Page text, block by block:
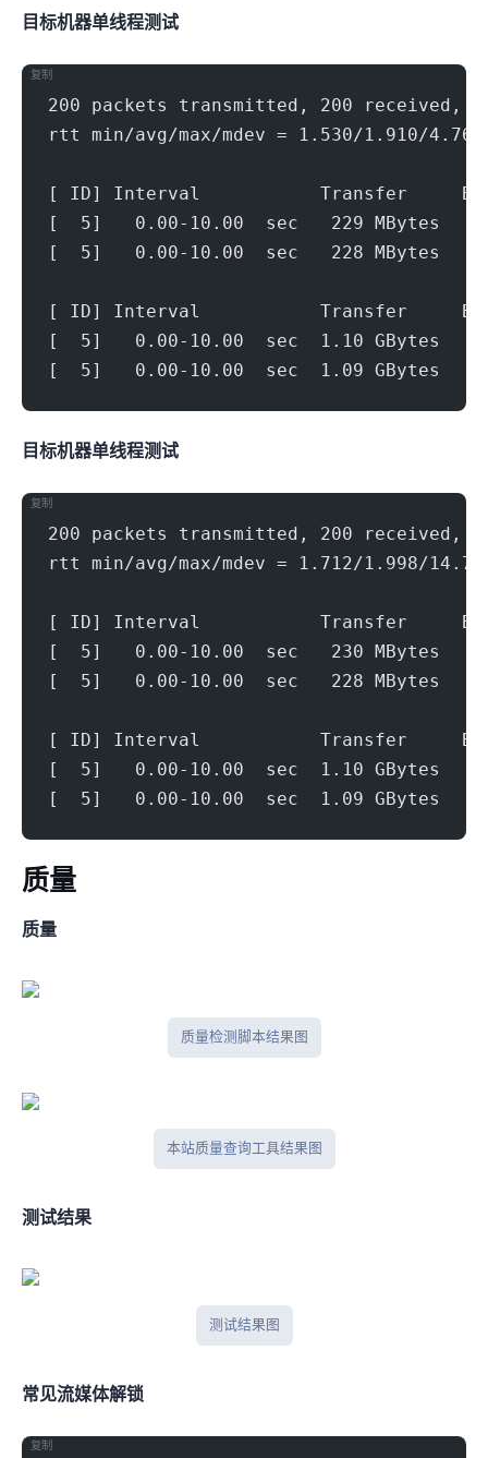
目标机器 IPERF3单线程测试
200 packets transmitted, 200 received,
rtt min/avg/max/mdev = 1.530/1.910/
[ ID] Interval           Transfer
[  5]   0.00-10.00  sec   229 MBytes
[  5]   0.00-10.00  sec   228
[ ID] Interval           Transfer
[  5]   0.00-10.00  sec  1.10 GBytes
[  5]   0.00-10.00  sec  1.09 GBytes
复制
目标机器 IPERF3单线程测试
200 packets transmitted, 200 received,
rtt min/avg/max/mdev = 1.712/1.998/
[ ID] Interval           Transfer
[  5]   0.00-10.00  sec   230 MBytes
[  5]   0.00-10.00  sec   228
[ ID] Interval           Transfer
[  5]   0.00-10.00  sec  1.10 GBytes
[  5]   0.00-10.00  sec  1.09 GBytes
复制
ip质量
IPV4质量
IP质量检测脚本结果图
本站IP质量查询工具结果图
IPlark测试结果
iplark测试结果图
常见流媒体解锁
复制